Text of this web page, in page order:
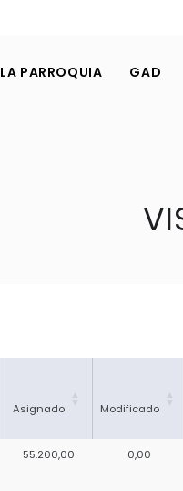
LA PARROQUIA GAD
Asignado Modificado
55.200,00 0,00